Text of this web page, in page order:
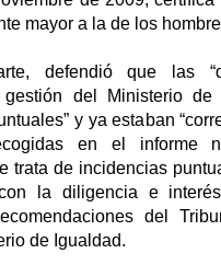
mayor a la de los
defendió que las
del Ministerio
y ya estaban
en el informe
trata de incidencias
la diligencia e
del
de Igualdad.